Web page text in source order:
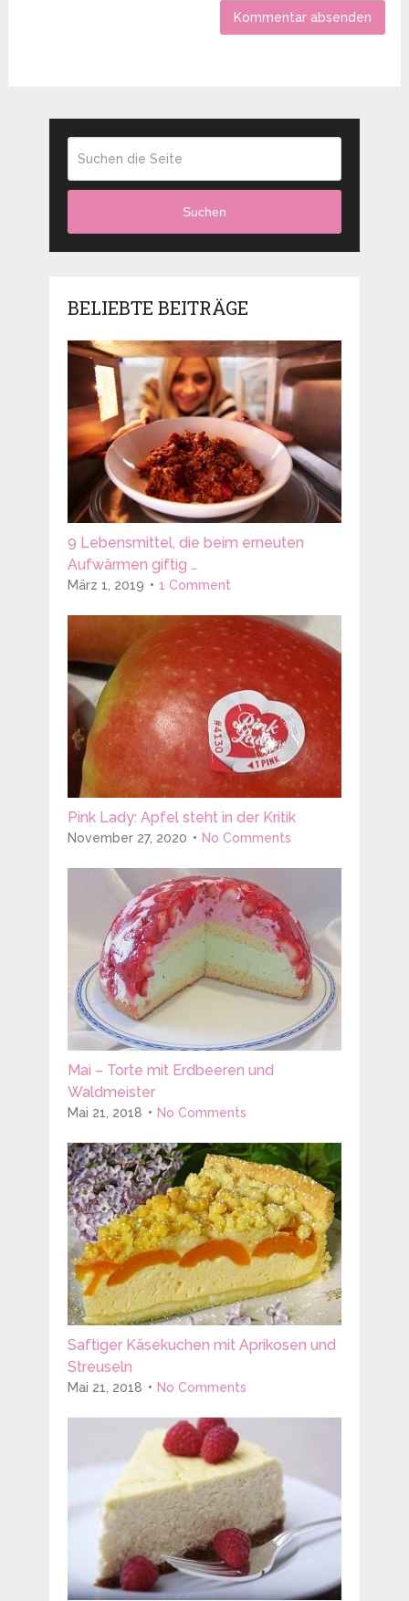
Suchen
BELIEBTE BEITRÄGE
9 Lebensmittel, die beim erneuten
Aufwärmen giftig …
März 1, 2019 1 Comment
Pink Lady: Apfel steht in der Kritik
November 27, 2020 No Comments
Mai – Torte mit Erdbeeren und
Waldmeister
Mai 21, 2018 No Comments
Saftiger Käsekuchen mit Aprikosen und
Streuseln
Mai 21, 2018 No Comments